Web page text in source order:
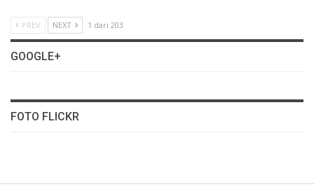
PREV NEXT 1 dari 203
GOOGLE+
FOTO FLICKR